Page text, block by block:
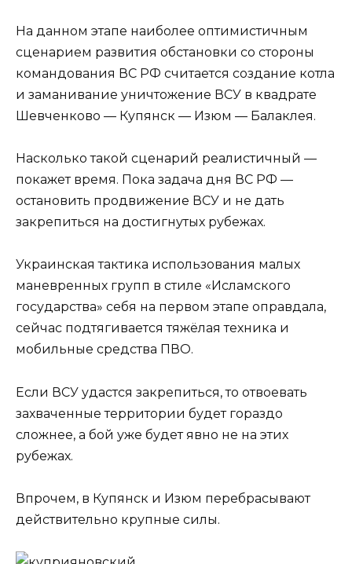
На данном этапе наиболее оптимистичным
сценарием развития обстановки со стороны
командования ВС РФ считается создание котла
и заманивание уничтожение ВСУ в квадрате
Шевченково — Купянск — Изюм — Балаклея.
Насколько такой сценарий реалистичный —
покажет время. Пока задача дня ВС РФ —
остановить продвижение ВСУ и не дать
закрепиться на достигнутых рубежах.
Украинская тактика использования малых
маневренных групп в стиле «Исламского
государства» себя на первом этапе оправдала,
сейчас подтягивается тяжёлая техника и
мобильные средства ПВО.
Если ВСУ удастся закрепиться, то отвоевать
захваченные территории будет гораздо
сложнее, а бой уже будет явно не на этих
рубежах.
Впрочем, в Купянск и Изюм перебрасывают
действительно крупные силы.